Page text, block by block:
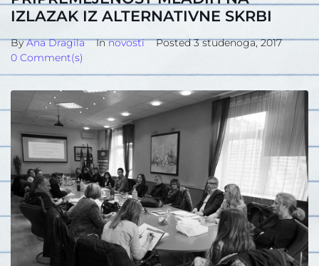
IZLAZAK IZ ALTERNATIVNE SKRBI
ByAna Dragila Innovosti Posted3 studenoga, 2017
0 Comment(s)